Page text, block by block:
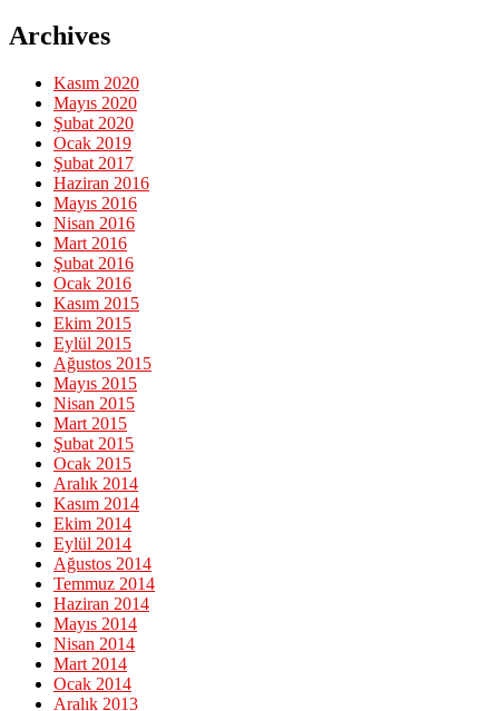
Archives
Kasım 2020
Mayıs 2020
Şubat 2020
Ocak 2019
Şubat 2017
Haziran 2016
Mayıs 2016
Nisan 2016
Mart 2016
Şubat 2016
Ocak 2016
Kasım 2015
Ekim 2015
Eylül 2015
Ağustos 2015
Mayıs 2015
Nisan 2015
Mart 2015
Şubat 2015
Ocak 2015
Aralık 2014
Kasım 2014
Ekim 2014
Eylül 2014
Ağustos 2014
Temmuz 2014
Haziran 2014
Mayıs 2014
Nisan 2014
Mart 2014
Ocak 2014
Aralık 2013